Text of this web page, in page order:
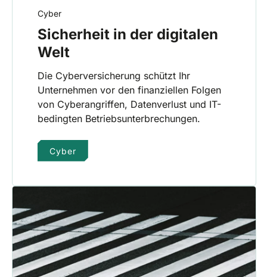
Cyber
Sicherheit in der digitalen
Welt
Die Cyberversicherung schützt Ihr
Unternehmen vor den finanziellen Folgen
von Cyberangriffen, Datenverlust und IT-
bedingten Betriebsunterbrechungen.
Cyber